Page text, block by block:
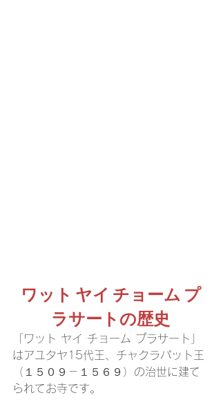
ワット ヤイ チョーム プ
ラサートの歴史
「ワット ヤイ チョーム プラサート」
はアユタヤ15代王、チャクラパット王
（１５０９－１５６９）の治世に建て
られてお寺です。